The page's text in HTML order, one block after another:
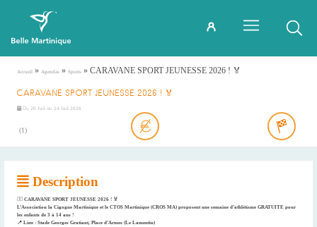
Accueil » Agendas » Sports » CARAVANE SPORT JEUNESSE 2026 ! 🏅
CARAVANE SPORT JEUNESSE 2026 ! 🏅
Du 20 Juil au 24 Juil 2026
(1)
Description
🏃‍♂️ CARAVANE SPORT JEUNESSE 2026 ! 🏅
L’Association la Cigogne Martinique et le CTOS Martinique (CROS MA) proposent une semaine d’athlétisme GRATUITE pour
les enfants de 3 à 14 ans !
​📍 Lieu : Stade Georges Gratiant, Place d’Armes (Le Lamentin)